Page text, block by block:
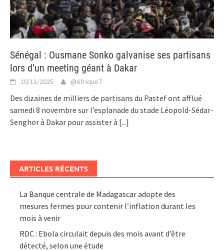
Sénégal : Ousmane Sonko galvanise ses partisans
lors d’un meeting géant à Dakar
10/11/2025 @Afrique7
Des dizaines de milliers de partisans du Pastef ont afflué
samedi 8 novembre sur l’esplanade du stade Léopold-Sédar-
Senghor à Dakar pour assister à [...]
ARTICLES RÉCENTS
La Banque centrale de Madagascar adopte des
mesures fermes pour contenir l’inflation durant les
mois à venir
RDC : Ebola circulait depuis des mois avant d’être
détecté, selon une étude